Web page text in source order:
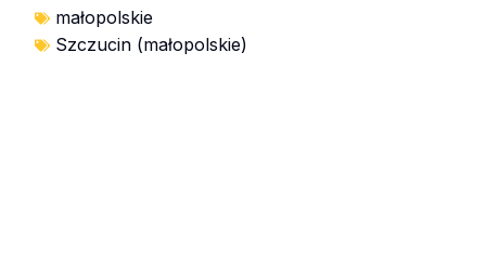
małopolskie
Szczucin (małopolskie)